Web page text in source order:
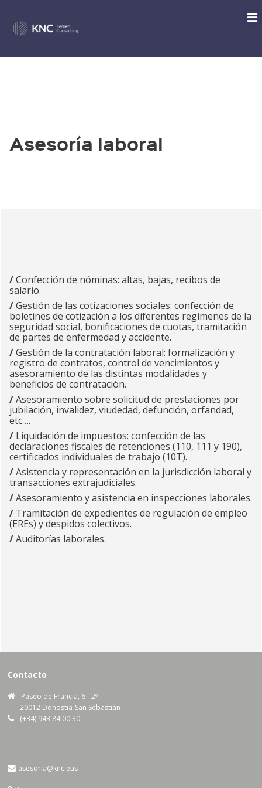
Asesoría laboral
Confección de nóminas: altas, bajas, recibos de
salario.
Gestión de las cotizaciones sociales: confección de
boletines de cotización a los diferentes regímenes de la
seguridad social, bonificaciones de cuotas, tramitación
de partes de enfermedad y accidente.
Gestión de la contratación laboral: formalización y
registro de contratos, control de vencimientos y
asesoramiento de las distintas modalidades y
beneficios de contratación.
Asesoramiento sobre solicitud de prestaciones por
jubilación, invalidez, viudedad, defunción, orfandad,
etc….
Liquidación de impuestos: confección de las
declaraciones fiscales de retenciones (110, 111 y 190),
certificados individuales de trabajo (10T).
Asistencia y representación en la jurisdicción laboral y
transacciones extrajudiciales.
Asesoramiento y asistencia en inspecciones laborales.
Tramitación de expedientes de regulación de empleo
(EREs) y despidos colectivos.
Auditorías laborales.
Contacto
Paseo de Francia, 6 - 2º
20012 Donostia-San Sebastián
(+34) 943 84 00 30
asesoria@knc.eus